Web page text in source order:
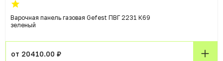
Варочная панель газовая Gefest ПВГ 2231 К69
зеленый
от 20410.00 ₽